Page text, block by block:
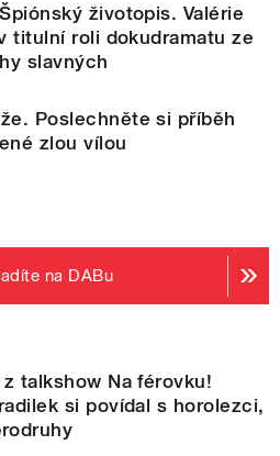
životopis. Valérie
titulní roli dokudramatu ze
slavných
Poslechněte si příběh
zlou vílou
na DABu
talkshow Na férovku!
si povídal s horolezci,